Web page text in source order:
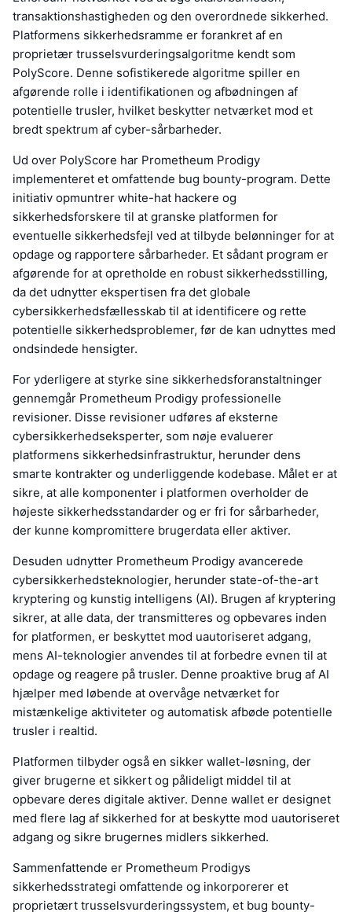
transaktionshastigheden og den overordnede sikkerhed.
Platformens sikkerhedsramme er forankret af en
proprietær trusselsvurderingsalgoritme kendt som
PolyScore. Denne sofistikerede algoritme spiller en
afgørende rolle i identifikationen og afbødningen af
potentielle trusler, hvilket beskytter netværket mod et
bredt spektrum af cyber-sårbarheder.
Ud over PolyScore har Prometheum Prodigy
implementeret et omfattende bug bounty-program. Dette
initiativ opmuntrer white-hat hackere og
sikkerhedsforskere til at granske platformen for
eventuelle sikkerhedsfejl ved at tilbyde belønninger for at
opdage og rapportere sårbarheder. Et sådant program er
afgørende for at opretholde en robust sikkerhedsstilling,
da det udnytter ekspertisen fra det globale
cybersikkerhedsfællesskab til at identificere og rette
potentielle sikkerhedsproblemer, før de kan udnyttes med
ondsindede hensigter.
For yderligere at styrke sine sikkerhedsforanstaltninger
gennemgår Prometheum Prodigy professionelle
revisioner. Disse revisioner udføres af eksterne
cybersikkerhedseksperter, som nøje evaluerer
platformens sikkerhedsinfrastruktur, herunder dens
smarte kontrakter og underliggende kodebase. Målet er at
sikre, at alle komponenter i platformen overholder de
højeste sikkerhedsstandarder og er fri for sårbarheder,
der kunne kompromittere brugerdata eller aktiver.
Desuden udnytter Prometheum Prodigy avancerede
cybersikkerhedsteknologier, herunder state-of-the-art
kryptering og kunstig intelligens (AI). Brugen af kryptering
sikrer, at alle data, der transmitteres og opbevares inden
for platformen, er beskyttet mod uautoriseret adgang,
mens AI-teknologier anvendes til at forbedre evnen til at
opdage og reagere på trusler. Denne proaktive brug af AI
hjælper med løbende at overvåge netværket for
mistænkelige aktiviteter og automatisk afbøde potentielle
trusler i realtid.
Platformen tilbyder også en sikker wallet-løsning, der
giver brugerne et sikkert og pålideligt middel til at
opbevare deres digitale aktiver. Denne wallet er designet
med flere lag af sikkerhed for at beskytte mod uautoriseret
adgang og sikre brugernes midlers sikkerhed.
Sammenfattende er Prometheum Prodigys
sikkerhedsstrategi omfattende og inkorporerer et
proprietært trusselsvurderingssystem, et bug bounty-